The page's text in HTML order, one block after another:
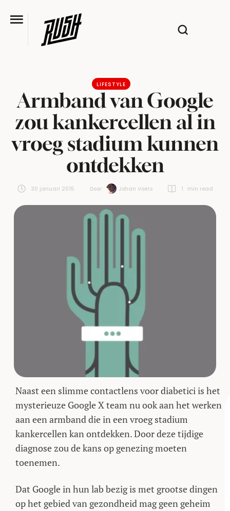
LIFESTYLE
Armband van Google
zou kankercellen al in
vroeg stadium kunnen
ontdekken
30 januari 2015 Door: Johan Voets 1 min read
Naast een slimme contactlens voor diabetici is het
mysterieuze Google X team nu ook aan het werken
aan een armband die in een vroeg stadium
kankercellen kan ontdekken. Door deze tijdige
diagnose zou de kans op genezing moeten
toenemen.
Dat Google in hun lab bezig is met grootse dingen
op het gebied van gezondheid mag geen geheim